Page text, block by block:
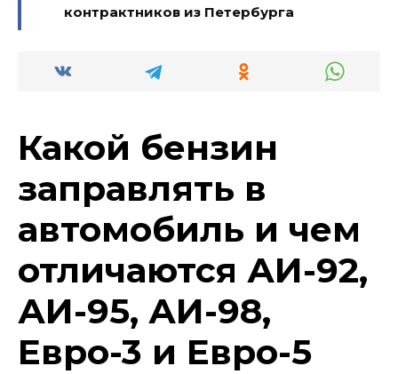
контрактников из Петербурга
Какой бензин
заправлять в
автомобиль и чем
отличаются АИ-92,
АИ-95, АИ-98,
Евро-3 и Евро-5